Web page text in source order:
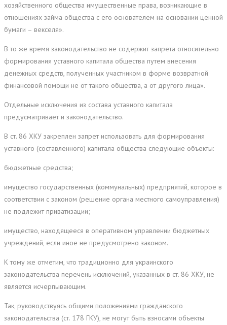
хозяйственного общества имущественные права, возникающие в
отношениях займа общества с его основателем на основании ценной
бумаги – векселя».
В то же время законодательство не содержит запрета относительно
формирования уставного капитала общества путем внесения
денежных средств, полученных участником в форме возвратной
финансовой помощи не от такого общества, а от другого лица».
Отдельные исключения из состава уставного капитала
предусматривает и законодательство.
В ст. 86 ХКУ закреплен запрет использовать для формирования
уставного (составленного) капитала общества следующие объекты:
бюджетные средства;
имущество государственных (коммунальных) предприятий, которое в
соответствии с законом (решение органа местного самоуправления)
не подлежит приватизации;
имущество, находящееся в оперативном управлении бюджетных
учреждений, если иное не предусмотрено законом.
К тому же отметим, что традиционно для украинского
законодательства перечень исключений, указанных в ст. 86 ХКУ, не
является исчерпывающим.
Так, руководствуясь общими положениями гражданского
законодательства (ст. 178 ГКУ), не могут быть взносами объекты